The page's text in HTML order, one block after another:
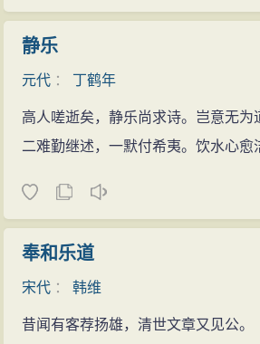
静乐
元代 ： 丁鹤年
高人嗟逝矣，静乐尚求诗。岂意无为
二难勤继述，一默付希夷。饮水心愈
奉和乐道
宋代 ：韩维
昔闻有客荐扬雄，清世文章又见公。